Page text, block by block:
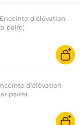
Enceinte d'élévation
paire)
d'élévation
paire)